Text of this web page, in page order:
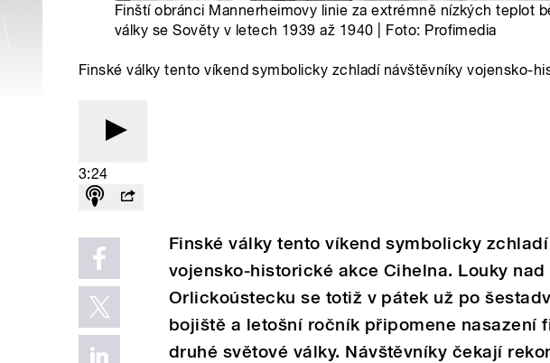
Finští obránci Mannerheimovy linie za extrémně nízkých teplot
války se Sověty v letech 1939 až 1940 | Foto: Profimedia
Finské války tento víkend symbolicky zchladí návštěvníky vojensko-
3:24
Finské války tento víkend symbolicky
vojensko-historické akce Cihelna. Louky
Orlickoústecku se totiž v pátek už po
bojiště a letošní ročník připomene nasazení
druhé světové války. Návštěvníky čekají